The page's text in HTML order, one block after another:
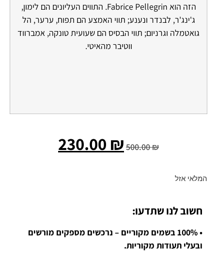
הזה הוא Fabrice Pellegrin. התווים העליונים הם לימון,
ג'ינג'ר, לבנדר ונענע; תווי האמצע הם תפוח, ערער, ​​הל
גואטמלה וגרניום; תווי הבסיס הם שעועית טונקה, אמברווד
ווטיבר מהאיטי.
500.00₪
230.00 ₪
המלאי אזל
חשוב לנו שתדעו:
• 100% בשמים מקוריים – נרכשים מספקים מורשים
ובעלי תעודות מקוריות.